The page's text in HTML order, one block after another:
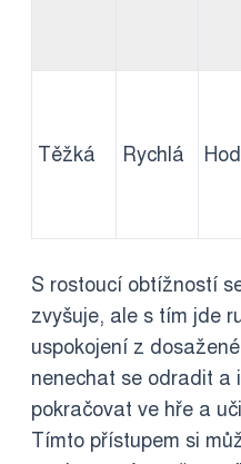
Těžká Rychlá
S rostoucí obtížností
zvyšuje, ale s tím jde
uspokojení z
nenechat se odradit a
pokračovat ve hře a
Tímto přístupem si